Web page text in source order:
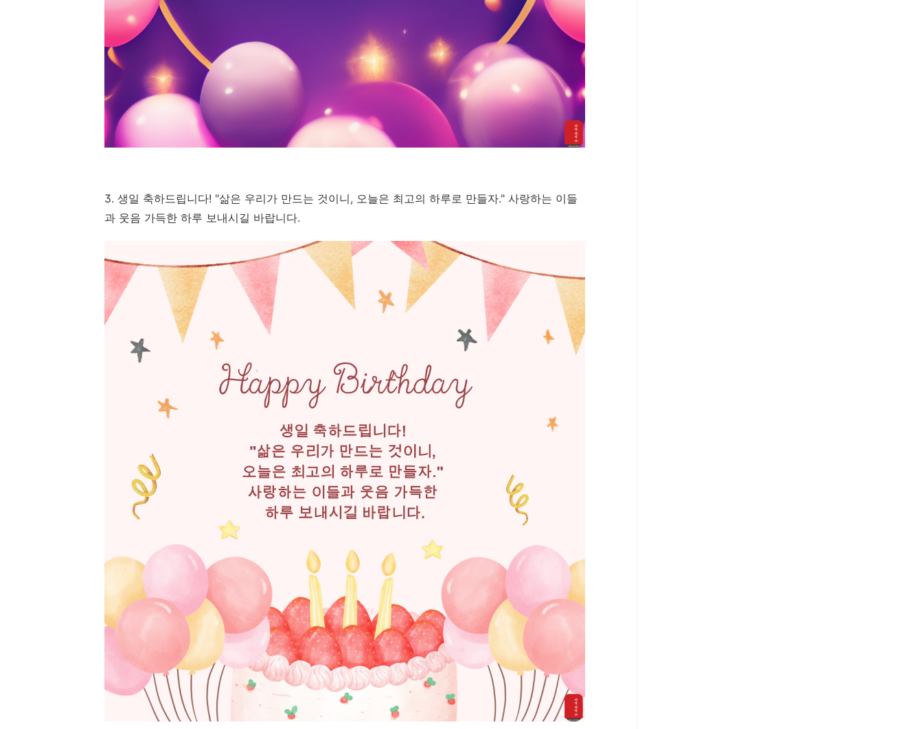
3. 생일 축하드립니다! "삶은 우리가 만드는 것이니, 오늘은 최고의 하루로 만들자." 사랑하는 이들
과 웃음 가득한 하루 보내시길 바랍니다.